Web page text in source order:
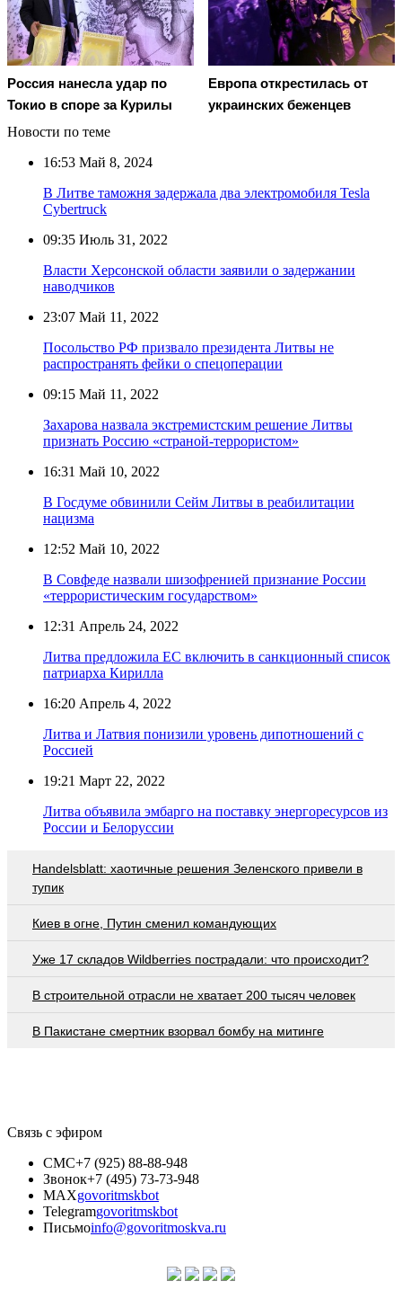
Россия нанесла удар по
Токио в споре за Курилы
Европа открестилась от
украинских беженцев
Новости по теме
16:53 Май 8, 2024
В Литве таможня задержала два электромобиля Tesla
Cybertruck
09:35 Июль 31, 2022
Власти Херсонской области заявили о задержании
наводчиков
23:07 Май 11, 2022
Посольство РФ призвало президента Литвы не
распространять фейки о спецоперации
09:15 Май 11, 2022
Захарова назвала экстремистским решение Литвы
признать Россию «страной-террористом»
16:31 Май 10, 2022
В Госдуме обвинили Сейм Литвы в реабилитации
нацизма
12:52 Май 10, 2022
В Совфеде назвали шизофренией признание России
«террористическим государством»
12:31 Апрель 24, 2022
Литва предложила ЕС включить в санкционный список
патриарха Кирилла
16:20 Апрель 4, 2022
Литва и Латвия понизили уровень дипотношений с
Россией
19:21 Март 22, 2022
Литва объявила эмбарго на поставку энергоресурсов из
России и Белоруссии
Handelsblatt: хаотичные решения Зеленского привели в
тупик
Киев в огне, Путин сменил командующих
Уже 17 складов Wildberries пострадали: что происходит?
В строительной отрасли не хватает 200 тысяч человек
В Пакистане смертник взорвал бомбу на митинге
Связь с эфиром
СМС+7 (925) 88-88-948
Звонок+7 (495) 73-73-948
MAXgovoritmskbot
Telegramgovoritmskbot
Письмоinfo@govoritmoskva.ru